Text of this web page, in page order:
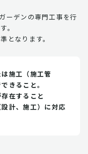
ーデンの専門工事を行
。
となります。
施工（施工管
きること。
在すること
計、施工）に対応